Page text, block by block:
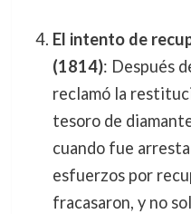
El intento de
(1814): Después
reclamó la
tesoro de
cuando fue
esfuerzos por
fracasaron, y no